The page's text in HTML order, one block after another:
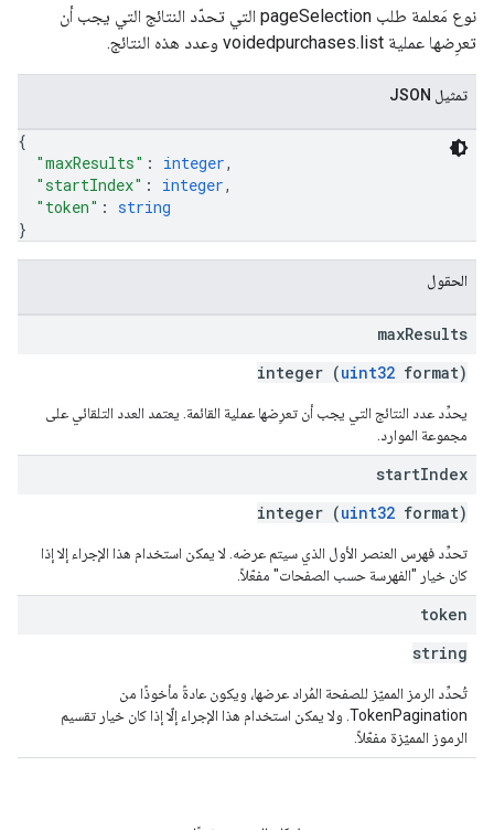
نوع مَعلمة طلب pageSelection التي تحدّد النتائج التي يجب أن
تعرِضها عملية voidedpurchases.list وعدد هذه النتائج.
تمثيل JSON
{
"maxResults" : integer,
"startIndex" : integer,
"token" : string
}
الحقول
maxResults
integer (uint32 format)
يحدِّد عدد النتائج التي يجب أن تعرِضها عملية القائمة. يعتمد العدد التلقائي على
مجموعة الموارد.
startIndex
integer (uint32 format)
تحدِّد فهرس العنصر الأول الذي سيتم عرضه. لا يمكن استخدام هذا الإجراء إلا إذا
كان خيار "الفهرسة حسب الصفحات" مفعّلاً.
token
string
تُحدِّد الرمز المميّز للصفحة المُراد عرضها، ويكون عادةً مأخوذًا من
TokenPagination. ولا يمكن استخدام هذا الإجراء إلّا إذا كان خيار تقسيم
الرموز المميّزة مفعّلاً.